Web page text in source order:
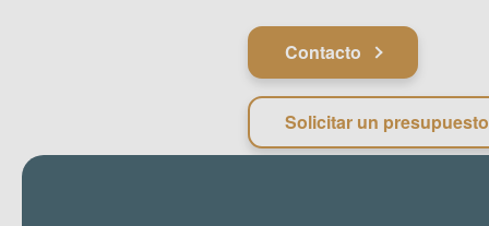
Contacto
Solicitar un presupuesto